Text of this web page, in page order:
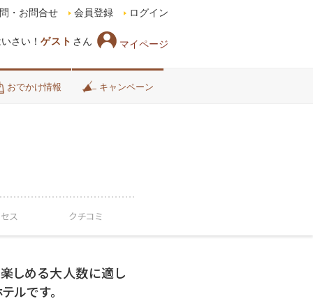
さい！ ゲスト さん マイページ
・お問合せ 会員登録 ログイン
おでかけ情報 キャンペーン
ス クチコミ
しめる大人数に適し
ルです。